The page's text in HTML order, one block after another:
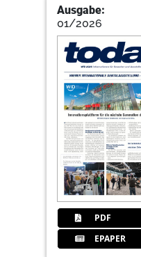
Ausgabe:
01/2026
PDF
EPAPER